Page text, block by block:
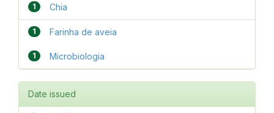
1 Chia
1 Farinha de aveia
1 Microbiologia
Date issued